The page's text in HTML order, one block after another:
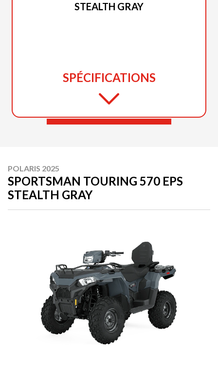
STEALTH GRAY
SPÉCIFICATIONS
POLARIS 2025
SPORTSMAN TOURING 570 EPS
STEALTH GRAY